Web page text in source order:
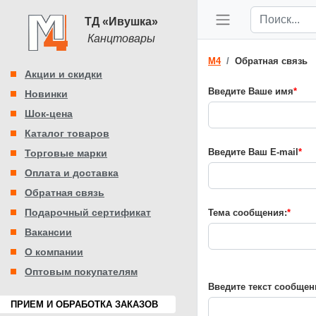
ТД «Ивушка»
Канцтовары
Акции и скидки
Новинки
Шок-цена
Каталог товаров
Торговые марки
Оплата и доставка
Обратная связь
Подарочный сертификат
Вакансии
О компании
Оптовым покупателям
ПРИЕМ И ОБРАБОТКА ЗАКАЗОВ
M4 Обратная связь
Введите Ваше имя*
Введите Ваш E-mail*
Тема сообщения:*
Введите текст